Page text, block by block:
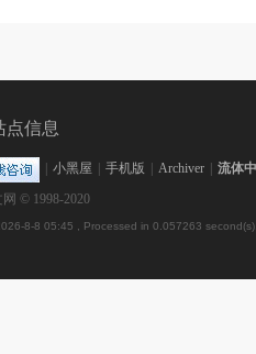
点信息
小黑屋 手机版 Archiver 流体
© 1998-2020
8-8 05:45 , Processed in 0.057263